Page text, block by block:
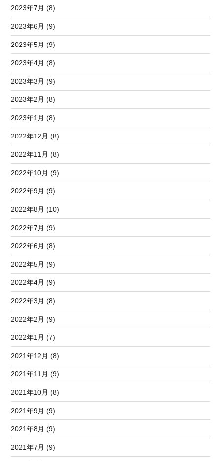
2023年7月 (8)
2023年6月 (9)
2023年5月 (9)
2023年4月 (8)
2023年3月 (9)
2023年2月 (8)
2023年1月 (8)
2022年12月 (8)
2022年11月 (8)
2022年10月 (9)
2022年9月 (9)
2022年8月 (10)
2022年7月 (9)
2022年6月 (8)
2022年5月 (9)
2022年4月 (9)
2022年3月 (8)
2022年2月 (9)
2022年1月 (7)
2021年12月 (8)
2021年11月 (9)
2021年10月 (8)
2021年9月 (9)
2021年8月 (9)
2021年7月 (9)